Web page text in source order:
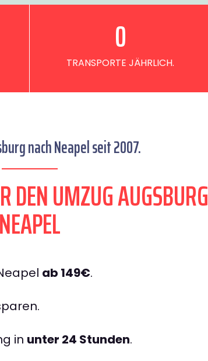
TRANSPORTE JÄHRLICH.
0
nach Neapel seit 2007.
DEN UMZUG AUGSBURG
NEAPEL
ab 149€.
in unter 24 Stunden.